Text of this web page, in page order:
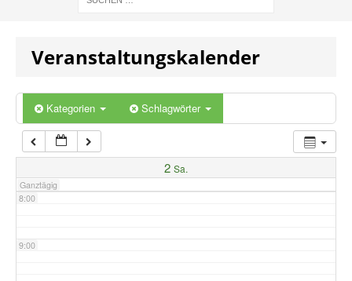
Veranstaltungskalender
Kategorien Schlagwörter
2 Sa.
Ganztägig
5:00
7:00
8:00
9:00